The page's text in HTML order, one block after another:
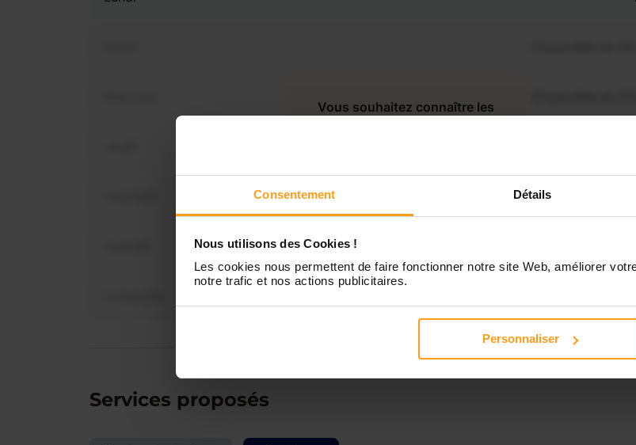
Consentement Détails
Nous utilisons des Cookies !
Les cookies nous permettent de faire fonctionner notre site Web, améliorer
notre trafic et nos actions publicitaires.
Personnaliser
Disponible de
Vous souhaitez connaître les
Contactez-nous
Services proposés